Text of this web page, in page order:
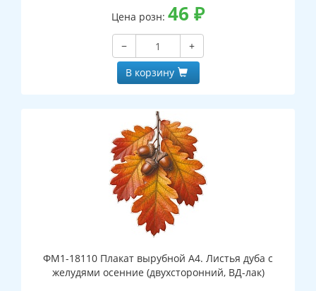
Цена розн: 46 ₽
−
+
В корзину
ФМ1-18110 Плакат вырубной А4. Листья дуба с
желудями осенние (двухсторонний, ВД-лак)